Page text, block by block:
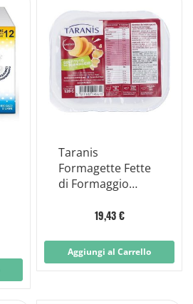
Taranis
Formagette Fette
di Formaggio
19,43 €
Aggiungi al Carrello